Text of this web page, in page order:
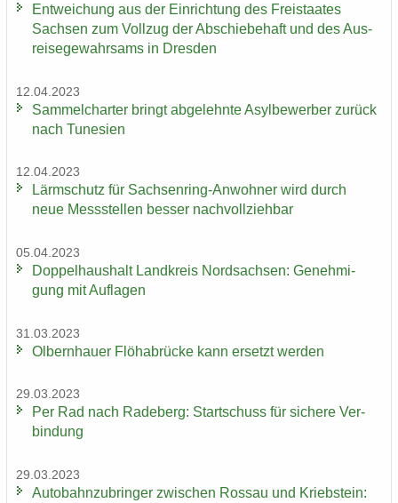
Ent­wei­chung aus der Ein­rich­tung des Frei­staa­tes
Sach­sen zum Voll­zug der Ab­schie­be­haft und des Aus­
rei­se­ge­wahr­sams in Dres­den
12.04.2023
Sam­mel­char­ter bringt ab­ge­lehn­te Asyl­be­wer­ber zu­rück
nach Tu­ne­si­en
12.04.2023
Lärm­schutz für Sachsenring-​Anwohner wird durch
neue Mess­stel­len bes­ser nach­voll­zieh­bar
05.04.2023
Dop­pel­haus­halt Land­kreis Nord­sach­sen: Ge­neh­mi­
gung mit Auf­la­gen
31.03.2023
Ol­bern­hau­er Flöha­b­rü­cke kann er­setzt wer­den
29.03.2023
Per Rad nach Ra­de­berg: Start­schuss für si­che­re Ver­
bin­dung
29.03.2023
Au­to­bahn­zu­brin­ger zwi­schen Ros­sau und Krieb­stein: